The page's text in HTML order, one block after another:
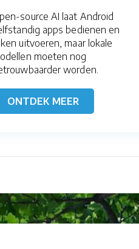
source AI laat Android
apps bedienen en
uitvoeren, maar lokale
moeten nog
worden.
ONTDEK MEER